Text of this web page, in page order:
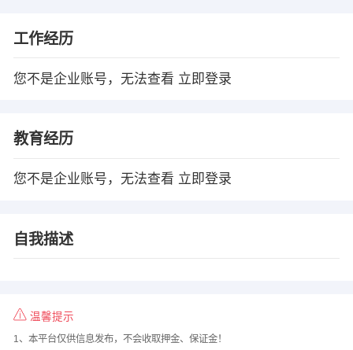
工作经历
您不是企业账号，无法查看 立即登录
教育经历
您不是企业账号，无法查看 立即登录
自我描述
温馨提示
1、本平台仅供信息发布，不会收取押金、保证金！